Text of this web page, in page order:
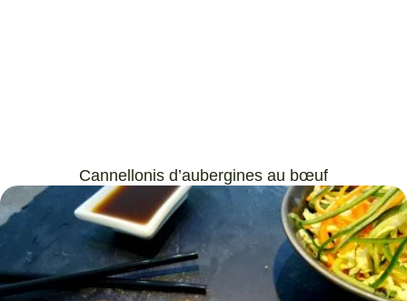
Cannellonis d’aubergines au bœuf